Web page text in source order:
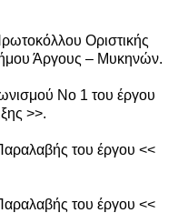
Οριστικής
Άργους – Μυκηνών.
Νο 1 του έργου
>>.
του έργου <<
του έργου <<